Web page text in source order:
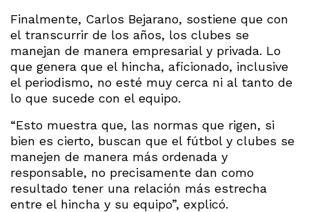
Finalmente, Carlos Bejarano, sostiene que con
el transcurrir de los años, los clubes se
manejan de manera empresarial y privada. Lo
que genera que el hincha, aficionado, inclusive
el periodismo, no esté muy cerca ni al tanto de
lo que sucede con el equipo.
“Esto muestra que, las normas que rigen, si
bien es cierto, buscan que el fútbol y clubes se
manejen de manera más ordenada y
responsable, no precisamente dan como
resultado tener una relación más estrecha
entre el hincha y su equipo”, explicó.